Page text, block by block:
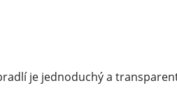
je jednoduchý a